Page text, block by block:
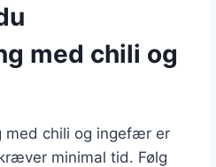
med chili og
med chili og ingefær er
minimal tid. Følg